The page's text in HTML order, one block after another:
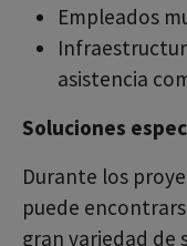
Empleados
asistencia
Soluciones
Durante los
puede
gran variedad de